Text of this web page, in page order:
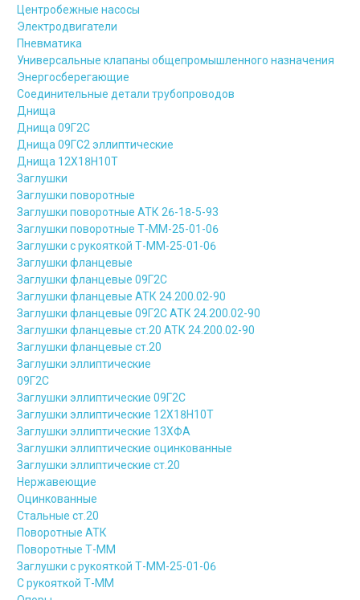
Центробежные насосы
Электродвигатели
Пневматика
Универсальные клапаны общепромышленного назначения
Энергосберегающие
Соединительные детали трубопроводов
Днища
Днища 09Г2С
Днища 09ГС2 эллиптические
Днища 12Х18Н10Т
Заглушки
Заглушки поворотные
Заглушки поворотные АТК 26-18-5-93
Заглушки поворотные Т-ММ-25-01-06
Заглушки с рукояткой Т-ММ-25-01-06
Заглушки фланцевые
Заглушки фланцевые 09Г2С
Заглушки фланцевые АТК 24.200.02-90
Заглушки фланцевые 09Г2С АТК 24.200.02-90
Заглушки фланцевые ст.20 АТК 24.200.02-90
Заглушки фланцевые ст.20
Заглушки эллиптические
09Г2С
Заглушки эллиптические 09Г2С
Заглушки эллиптические 12Х18Н10Т
Заглушки эллиптические 13ХФА
Заглушки эллиптические оцинкованные
Заглушки эллиптические ст.20
Нержавеющие
Оцинкованные
Стальные ст.20
Поворотные АТК
Поворотные Т-ММ
Заглушки с рукояткой Т-ММ-25-01-06
С рукояткой Т-ММ